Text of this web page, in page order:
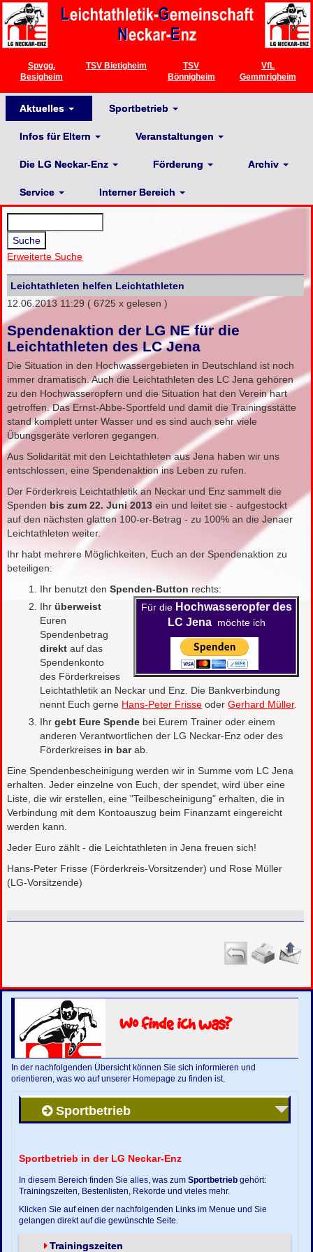
Spvgg.
Besigheim
TSV Bietigheim
TSV
Bönnigheim
VfL
Gemmrigheim
Aktuelles Sportbetrieb
Infos für Eltern Veranstaltungen
Die LG Neckar-Enz Förderung Archiv
Service Interner Bereich
Erweiterte Suche
Leichtathleten helfen Leichtathleten
12.06.2013 11:29 ( 6725 x gelesen )
Spendenaktion der LG NE für die
Leichtathleten des LC Jena
Die Situation in den Hochwassergebieten in Deutschland ist noch
immer dramatisch. Auch die Leichtathleten des LC Jena gehören
zu den Hochwasseropfern und die Situation hat den Verein hart
getroffen. Das Ernst-Abbe-Sportfeld und damit die Trainingsstätte
stand komplett unter Wasser und es sind auch sehr viele
Übungsgeräte verloren gegangen.
Aus Solidarität mit den Leichtathleten aus Jena haben wir uns
entschlossen, eine Spendenaktion ins Leben zu rufen.
Der Förderkreis Leichtathletik an Neckar und Enz sammelt die
Spenden bis zum 22. Juni 2013 ein und leitet sie - aufgestockt
auf den nächsten glatten 100-er-Betrag - zu 100% an die Jenaer
Leichtathleten weiter.
Ihr habt mehrere Möglichkeiten, Euch an der Spendenaktion zu
beteiligen:
Ihr benutzt denSpenden-Button rechts:
Für die Hochwasseropfer des
LC Jena möchte ich
Ihrüberweist
Euren
Spendenbetrag
direkt auf das
Spendenkonto
des Förderkreises
Leichtathletik an Neckar und Enz. Die Bankverbindung
nennt Euch gerne Hans-Peter Frisse oderGerhard Müller.
Ihrgebt Eure Spende bei Eurem Trainer oder einem
anderen Verantwortlichen der LG Neckar-Enz oder des
Förderkreises in barab.
Eine Spendenbescheinigung werden wir in Summe vom LC Jena
erhalten. Jeder einzelne von Euch, der spendet, wird über eine
Liste, die wir erstellen, eine "Teilbescheinigung" erhalten, die in
Verbindung mit dem Kontoauszug beim Finanzamt eingereicht
werden kann.
Jeder Euro zählt - die Leichtathleten in Jena freuen sich!
Hans-Peter Frisse (Förderkreis-Vorsitzender) und Rose Müller
(LG-Vorsitzende)
Wo finde ich was?
In der nachfolgenden Übersicht können Sie sich informieren und
orientieren, was wo auf unserer Homepage zu finden ist.
Sportbetrieb
Sportbetrieb in der LG Neckar-Enz
In diesem Bereich finden Sie alles, was zumSportbetrieb gehört:
Trainingszeiten, Bestenlisten, Rekorde und vieles mehr.
Klicken Sie auf einen der nachfolgenden Links im Menue und Sie
gelangen direkt auf die gewünschte Seite.
Trainingszeiten